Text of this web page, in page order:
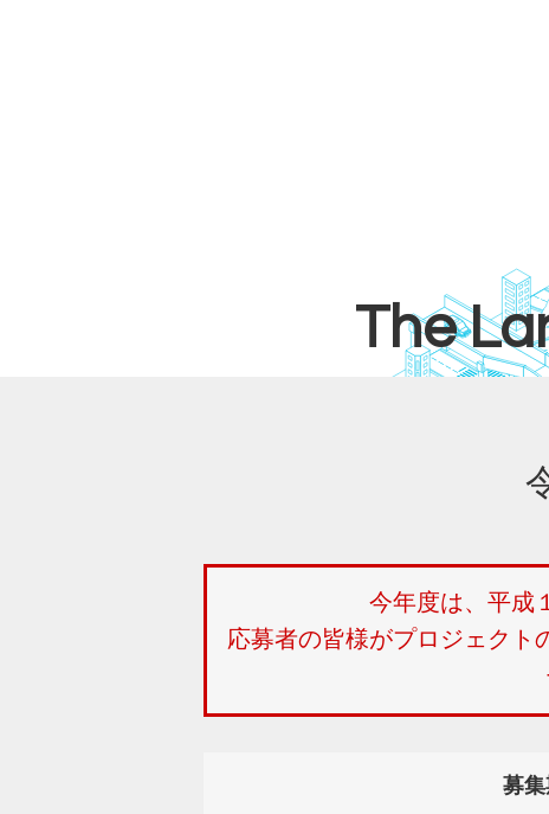
The
今年度は、平成
応募者の皆様がプロジェクト
募